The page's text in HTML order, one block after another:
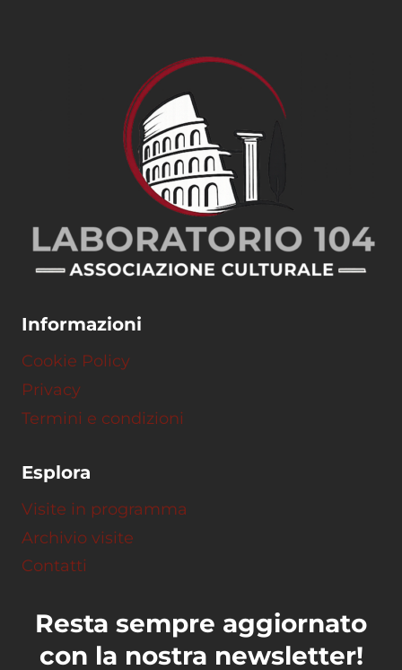
Informazioni
Cookie Policy
Privacy
Termini e condizioni
Esplora
Visite in programma
Archivio visite
Contatti
Resta sempre aggiornato
con la nostra newsletter!